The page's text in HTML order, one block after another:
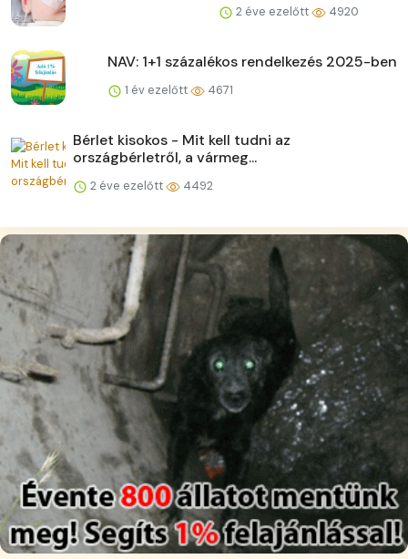
2 éve ezelőtt 4920
NAV: 1+1 százalékos rendelkezés 2025-ben
1 év ezelőtt 4671
Bérlet kisokos - Mit kell tudni az
országbérletről, a vármeg...
2 éve ezelőtt 4492